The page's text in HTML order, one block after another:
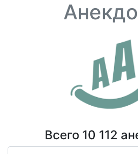
Всего 10 112